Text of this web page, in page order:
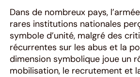
Dans de nombreux pays,
rares institutions nationales
symbole d’unité, malgré des
récurrentes sur les abus et la
dimension symbolique joue un
mobilisation, le recrutement et